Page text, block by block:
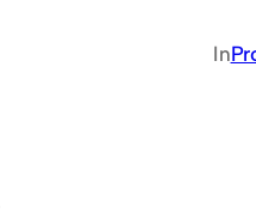
In